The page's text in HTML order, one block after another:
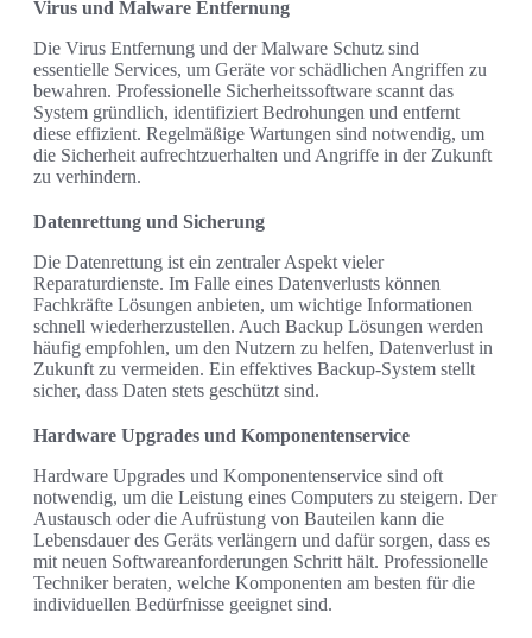
Virus und Malware Entfernung
Die Virus Entfernung und der Malware Schutz sind
essentielle Services, um Geräte vor schädlichen Angriffen zu
bewahren. Professionelle Sicherheitssoftware scannt das
System gründlich, identifiziert Bedrohungen und entfernt
diese effizient. Regelmäßige Wartungen sind notwendig, um
die Sicherheit aufrechtzuerhalten und Angriffe in der Zukunft
zu verhindern.
Datenrettung und Sicherung
Die Datenrettung ist ein zentraler Aspekt vieler
Reparaturdienste. Im Falle eines Datenverlusts können
Fachkräfte Lösungen anbieten, um wichtige Informationen
schnell wiederherzustellen. Auch Backup Lösungen werden
häufig empfohlen, um den Nutzern zu helfen, Datenverlust in
Zukunft zu vermeiden. Ein effektives Backup-System stellt
sicher, dass Daten stets geschützt sind.
Hardware Upgrades und Komponentenservice
Hardware Upgrades und Komponentenservice sind oft
notwendig, um die Leistung eines Computers zu steigern. Der
Austausch oder die Aufrüstung von Bauteilen kann die
Lebensdauer des Geräts verlängern und dafür sorgen, dass es
mit neuen Softwareanforderungen Schritt hält. Professionelle
Techniker beraten, welche Komponenten am besten für die
individuellen Bedürfnisse geeignet sind.